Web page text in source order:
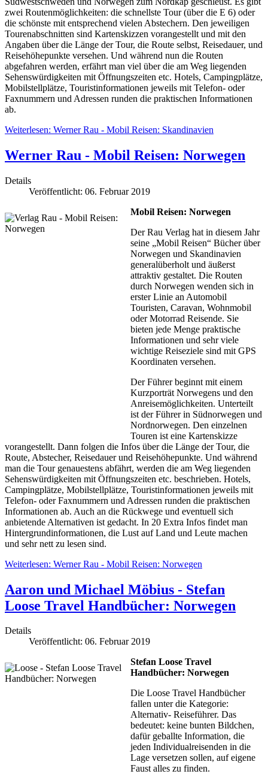
zwei Routenmöglichkeiten: die schnellste Tour (über die E 6) oder
die schönste mit entsprechend vielen Abstechern. Den jeweiligen
Tourenabschnitten sind Kartenskizzen vorangestellt und mit den
Angaben über die Länge der Tour, die Route selbst, Reisedauer, und
Reisehöhepunkte versehen. Und während nun die Routen
abgefahren werden, erfährt man viel über die am Weg liegenden
Sehenswürdigkeiten mit Öffnungszeiten etc. Hotels, Campingplätze,
Mobilstellplätze, Touristinformationen jeweils mit Telefon- oder
Faxnummern und Adressen runden die praktischen Informationen
ab.
Weiterlesen: Werner Rau - Mobil Reisen: Skandinavien
Werner Rau - Mobil Reisen: Norwegen
Details
Veröffentlicht: 06. Februar 2019
Mobil Reisen: Norwegen
Der Rau Verlag hat in diesem Jahr
seine „Mobil Reisen“ Bücher über
Norwegen und Skandinavien
generalüberholt und äußerst
attraktiv gestaltet. Die Routen
durch Norwegen wenden sich in
erster Linie an Automobil
Touristen, Caravan, Wohnmobil
oder Motorrad Reisende. Sie
bieten jede Menge praktische
Informationen und sehr viele
wichtige Reiseziele sind mit GPS
Koordinaten versehen.
Der Führer beginnt mit einem
Kurzporträt Norwegens und den
Anreisemöglichkeiten. Unterteilt
ist der Führer in Südnorwegen und
Nordnorwegen. Den einzelnen
Touren ist eine Kartenskizze
vorangestellt. Dann folgen die Infos über die Länge der Tour, die
Route, Abstecher, Reisedauer und Reisehöhepunkte. Und während
man die Tour genauestens abfährt, werden die am Weg liegenden
Sehenswürdigkeiten mit Öffnungszeiten etc. beschrieben. Hotels,
Campingplätze, Mobilstellplätze, Touristinformationen jeweils mit
Telefon- oder Faxnummern und Adressen runden die praktischen
Informationen ab. Auch an die Rückwege und eventuell sich
anbietende Alternativen ist gedacht. In 20 Extra Infos findet man
Hintergrundinformationen, die Lust auf Land und Leute machen
und sehr nett zu lesen sind.
Weiterlesen: Werner Rau - Mobil Reisen: Norwegen
Aaron und Michael Möbius - Stefan
Loose Travel Handbücher: Norwegen
Details
Veröffentlicht: 06. Februar 2019
Stefan Loose Travel
Handbücher: Norwegen
Die Loose Travel Handbücher
fallen unter die Kategorie:
Alternativ- Reiseführer. Das
bedeutet: keine bunten Bildchen,
dafür geballte Information, die
jeden Individualreisenden in die
Lage versetzen sollen, auf eigene
Faust alles zu finden.